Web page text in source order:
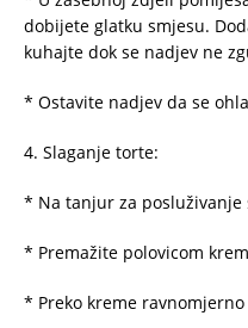
dobijete glatku smjesu.
kuhajte dok se nadjev ne
* Ostavite nadjev da se
4. Slaganje torte:
* Na tanjur za
* Premažite polovicom
* Preko kreme